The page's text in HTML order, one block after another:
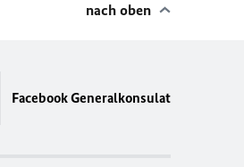
nach oben
Facebook Generalkonsulat